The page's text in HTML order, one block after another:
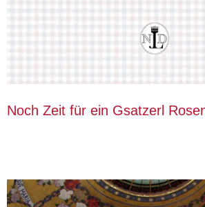
Noch Zeit für ein Gsatzerl